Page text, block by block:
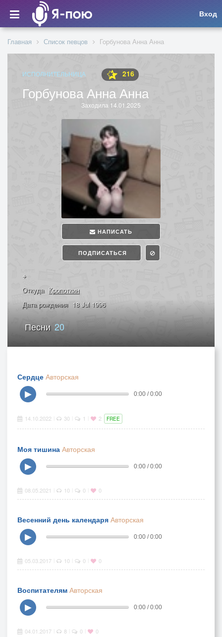
Вход
Главная Список певцов Горбунова Анна Анна
ИСПОЛНИТЕЛЬНИЦА 216
Горбунова Анна Анна
Заходила 14.01.2025
НАПИСАТЬ
ПОДПИСАТЬСЯ
+
Откуда Кропоткин
Дата рождения 18 Jul 1996
Песни 20
Сердце Авторская
▶
0:00 / 0:00
14.10.2022 30 1 2 FREE
Моя тишина Авторская
▶
0:00 / 0:00
08.05.2021 10 0 0
Весенний день календаря Авторская
▶
0:00 / 0:00
05.03.2017 10 0 0
Воспитателям Авторская
▶
0:00 / 0:00
04.01.2017 8 0 0